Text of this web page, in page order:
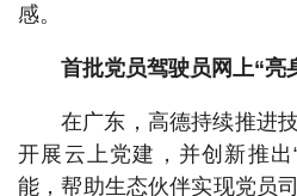
感。
首批党员驾驶员网上“亮
在广东，高德持续推进
开展云上党建，并创新推
能，帮助生态伙伴实现党员